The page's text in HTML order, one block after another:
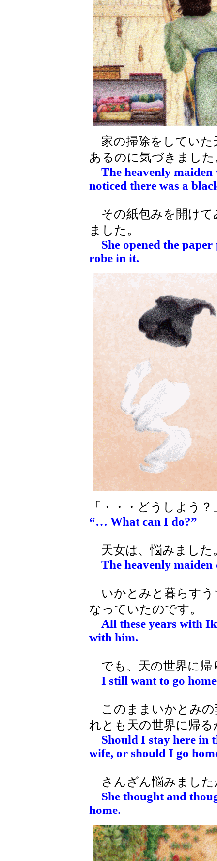
家の掃除をしていた
あるのに気づきました
The heavenly maiden
noticed there was a
その紙包みを開けて
ました。
She opened the
robe in it.
「・・・どうしよう？
“… What can I do?”
天女は、悩みました
The heavenly
いかとみと暮らすう
なっていたのです。
All these years with
with him.
でも、天の世界に帰
I still want to go
このままいかとみの
れとも天の世界に帰る
Should I stay here in
wife, or should I go
さんざん悩みました
She thought and
home.